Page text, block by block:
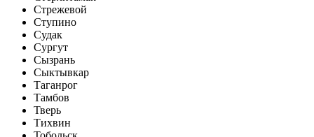
Стрежевой
Ступино
Судак
Сургут
Сызрань
Сыктывкар
Таганрог
Тамбов
Тверь
Тихвин